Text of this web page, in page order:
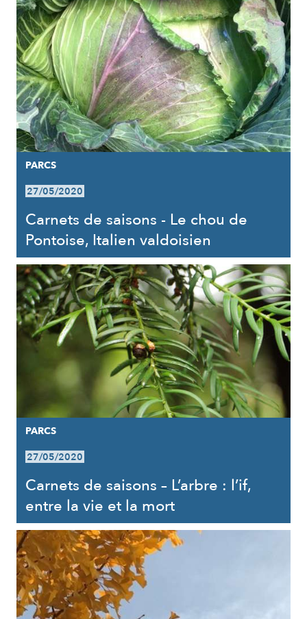
PARCS
27/05/2020
Carnets de saisons - Le chou de
Pontoise, Italien valdoisien
PARCS
27/05/2020
Carnets de saisons – L’arbre : l’if,
entre la vie et la mort